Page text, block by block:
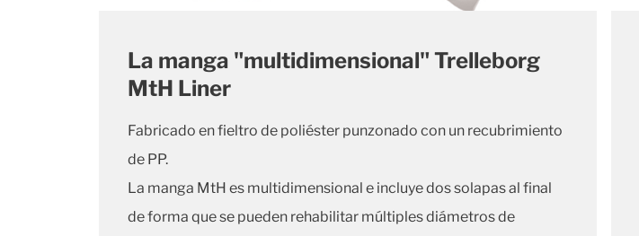
La manga "multidimensional" Trelleborg
MtH Liner
Fabricado en fieltro de poliéster punzonado con un recubrimiento
de PP.
La manga MtH es multidimensional e incluye dos solapas al final
de forma que se pueden rehabilitar múltiples diámetros de